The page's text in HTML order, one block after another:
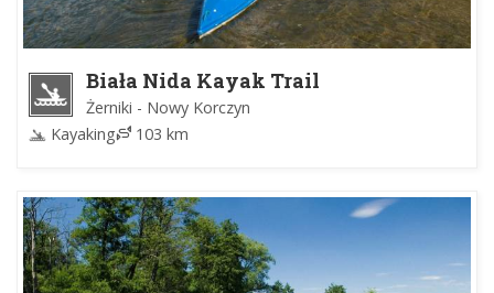
Biała Nida Kayak Trail
Żerniki - Nowy Korczyn
Kayaking
103 km